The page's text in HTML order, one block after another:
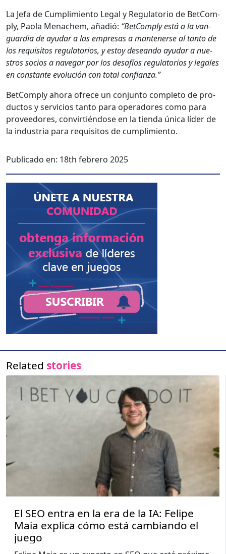
La Jefa de Cumplim­ien­to Legal y Reg­u­la­to­rio de Bet­Com­
ply, Pao­la Men­achem, añadió: “Bet­Com­ply está a la van­
guardia de ayu­dar a las empre­sas a man­ten­erse al tan­to de
los req­ui­si­tos reg­u­la­to­rios, y estoy dese­an­do ayu­dar a nue­
stros socios a nave­g­ar por los desafíos reg­u­la­to­rios y legales
en con­stante evolu­ción con total con­fi­an­za.”
Bet­Com­ply aho­ra ofrece un con­jun­to com­ple­to de pro­
duc­tos y ser­vi­cios tan­to para oper­adores como para
provee­dores, con­vir­tién­dose en la tien­da úni­ca líder de
la indus­tria para req­ui­si­tos de cumplim­ien­to.
Publicado en: 18th febrero 2025
Related stories
El SEO entra en la era de la IA: Felipe
Maia explica cómo está cambiando el
juego